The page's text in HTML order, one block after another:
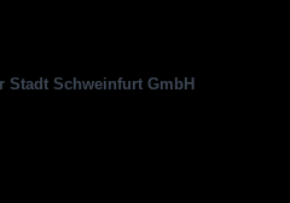
Stadt Schweinfurt GmbH